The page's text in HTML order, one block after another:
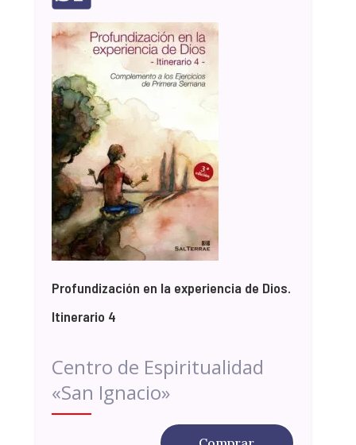
Profundización en la experiencia de Dios.
Itinerario 4
Centro de Espiritualidad
«San Ignacio»